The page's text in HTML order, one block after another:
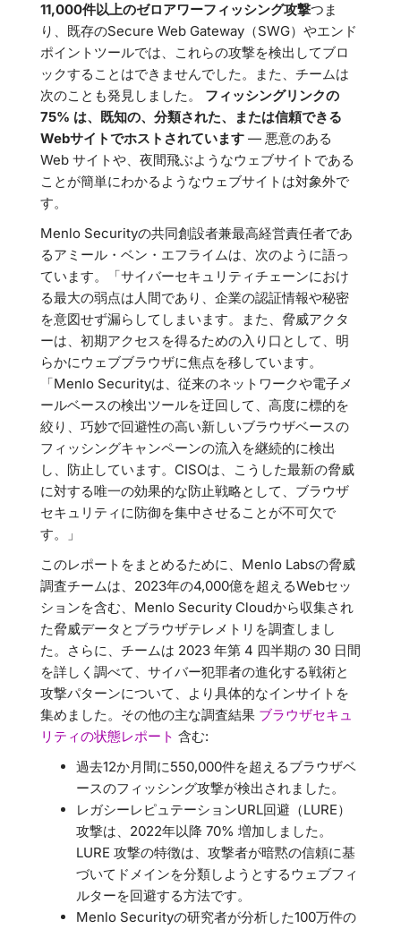
11,000件以上のゼロアワーフィッシング攻撃つま
り、既存のSecure Web Gateway（SWG）やエンド
ポイントツールでは、これらの攻撃を検出してブロ
ックすることはできませんでした。また、チームは
次のことも発見しました。
フィッシングリンクの
75% は、既知の、分類された、または信頼できる
Webサイトでホストされています — 悪意のある
Web サイトや、夜間飛ぶようなウェブサイトである
ことが簡単にわかるようなウェブサイトは対象外で
す。
Menlo Securityの共同創設者兼最高経営責任者であ
るアミール・ベン・エフライムは、次のように語っ
ています。「サイバーセキュリティチェーンにおけ
る最大の弱点は人間であり、企業の認証情報や秘密
を意図せず漏らしてしまいます。また、脅威アクタ
ーは、初期アクセスを得るための入り口として、明
らかにウェブブラウザに焦点を移しています。
「Menlo Securityは、従来のネットワークや電子メ
ールベースの検出ツールを迂回して、高度に標的を
絞り、巧妙で回避性の高い新しいブラウザベースの
フィッシングキャンペーンの流入を継続的に検出
し、防止しています。CISOは、こうした最新の脅威
に対する唯一の効果的な防止戦略として、ブラウザ
セキュリティに防御を集中させることが不可欠で
す。」
このレポートをまとめるために、Menlo Labsの脅威
調査チームは、2023年の4,000億を超えるWebセッ
ションを含む、Menlo Security Cloudから収集され
た脅威データとブラウザテレメトリを調査しまし
た。さらに、チームは 2023 年第 4 四半期の 30 日間
を詳しく調べて、サイバー犯罪者の進化する戦術と
攻撃パターンについて、より具体的なインサイトを
集めました。その他の主な調査結果 ブラウザセキュ
リティの状態レポート 含む:
過去12か月間に550,000件を超えるブラウザベ
ースのフィッシング攻撃が検出されました。
レガシーレピュテーションURL回避（LURE）
攻撃は、2022年以降 70% 増加しました。
LURE 攻撃の特徴は、攻撃者が暗黙の信頼に基
づいてドメインを分類しようとするウェブフィ
ルターを回避する方法です。
Menlo Securityの研究者が分析した100万件の